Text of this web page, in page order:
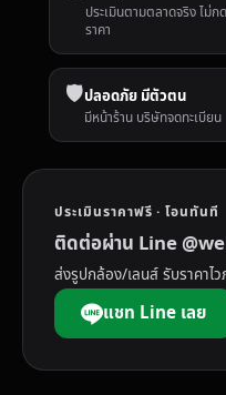
ประเมินตามตลาดจริง ไม่กด
ราคา
🛡️ปลอดภัย มีตัวตน
มีหน้าร้าน บริษัทจดทะเบียน
ประเมินราคาฟรี · โอนทันที
ติดต่อผ่าน Line
ส่งรูปกล้อง/เลนส์ รับราคาไ
แชท Line เลย